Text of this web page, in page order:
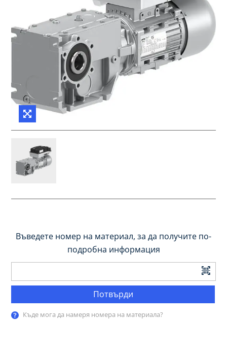
Въведете номер на материал, за да получите по-
подробна информация
Потвърди
Къде мога да намеря номера на материала?